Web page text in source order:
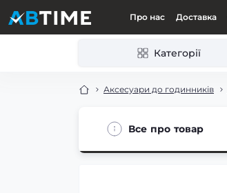
Про нас Доставка
Категорії
Аксесуари до годинників
Все про товар